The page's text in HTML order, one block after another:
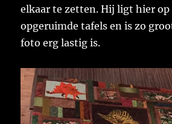
elkaar te zetten. Hij ligt hier op
opgeruimde tafels en is zo
foto erg lastig is.